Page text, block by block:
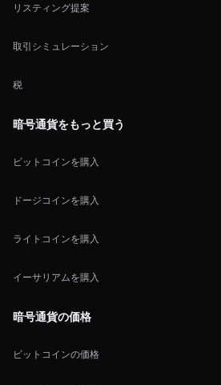
リスティング提案
取引シミュレーション
税
暗号通貨をもっと買う
ビットコインを購入
ドージコインを購入
ライトコインを購入
イーサリアムを購入
暗号通貨の価格
ビットコインの価格